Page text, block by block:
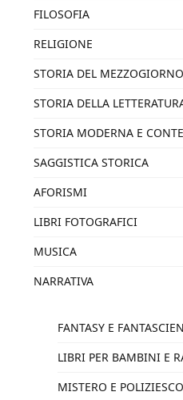
FILOSOFIA
RELIGIONE
STORIA DEL MEZZOGIORNO
STORIA DELLA
STORIA MODERNA E
SAGGISTICA STORICA
AFORISMI
LIBRI FOTOGRAFICI
MUSICA
NARRATIVA
FANTASY E
LIBRI PER BAMBINI E
MISTERO E POLIZIESCO